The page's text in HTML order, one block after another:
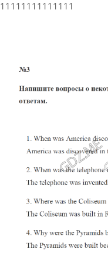
11111111111111